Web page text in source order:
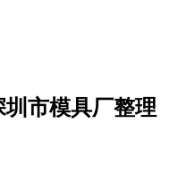
市模具厂整理